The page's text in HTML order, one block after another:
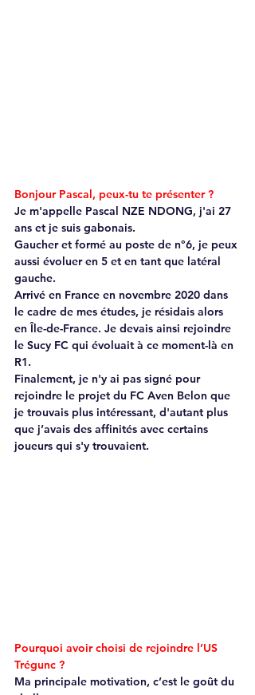
Bonjour Pascal, peux-tu te présenter ?
Je m'appelle Pascal NZE NDONG, j'ai 27
ans et je suis gabonais.
Gaucher et formé au poste de n°6, je peux
aussi évoluer en 5 et en tant que latéral
gauche.
Arrivé en France en novembre 2020 dans
le cadre de mes études, je résidais alors
en Île-de-France. Je devais ainsi rejoindre
le Sucy FC qui évoluait à ce moment-là en
R1.
Finalement, je n'y ai pas signé pour
rejoindre le projet du FC Aven Belon que
je trouvais plus intéressant, d'autant plus
que j’avais des affinités avec certains
joueurs qui s'y trouvaient.
Pourquoi avoir choisi de rejoindre l’US
Trégunc ?
Ma principale motivation, c’est le goût du